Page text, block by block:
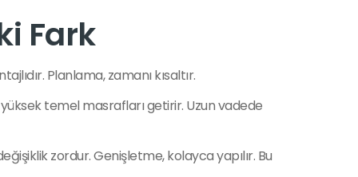
Fark
Planlama, zamanı kısaltır.
temel masrafları getirir. Uzun vadede
zordur. Genişletme, kolayca yapılır. Bu